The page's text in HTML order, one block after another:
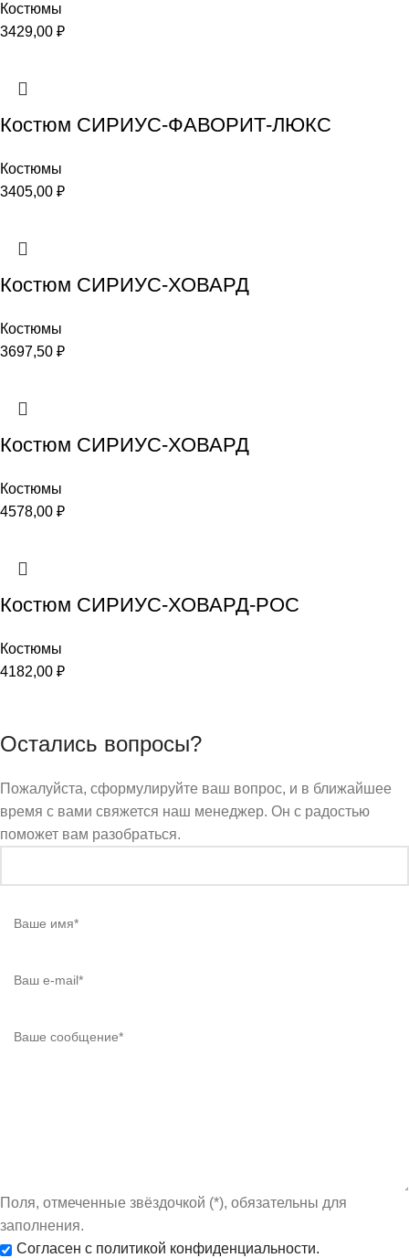
Костюмы
3429,00 ₽
Костюм СИРИУС-ФАВОРИТ-ЛЮКС
Костюмы
3405,00 ₽
Костюм СИРИУС-ХОВАРД
Костюмы
3697,50 ₽
Костюм СИРИУС-ХОВАРД
Костюмы
4578,00 ₽
Костюм СИРИУС-ХОВАРД-РОС
Костюмы
4182,00 ₽
Остались вопросы?
Пожалуйста, сформулируйте ваш вопрос, и в ближайшее
время с вами свяжется наш менеджер. Он с радостью
поможет вам разобраться.
Поля, отмеченные звёздочкой (*), обязательны для
заполнения.
Согласен с политикой конфиденциальности.